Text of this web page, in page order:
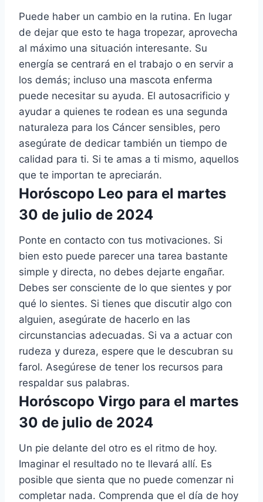
Puede haber un cambio en la rutina. En lugar
de dejar que esto te haga tropezar, aprovecha
al máximo una situación interesante. Su
energía se centrará en el trabajo o en servir a
los demás; incluso una mascota enferma
puede necesitar su ayuda. El autosacrificio y
ayudar a quienes te rodean es una segunda
naturaleza para los Cáncer sensibles, pero
asegúrate de dedicar también un tiempo de
calidad para ti. Si te amas a ti mismo, aquellos
que te importan te apreciarán.
Horóscopo Leo para el martes
30 de julio de 2024
Ponte en contacto con tus motivaciones. Si
bien esto puede parecer una tarea bastante
simple y directa, no debes dejarte engañar.
Debes ser consciente de lo que sientes y por
qué lo sientes. Si tienes que discutir algo con
alguien, asegúrate de hacerlo en las
circunstancias adecuadas. Si va a actuar con
rudeza y dureza, espere que le descubran su
farol. Asegúrese de tener los recursos para
respaldar sus palabras.
Horóscopo Virgo para el martes
30 de julio de 2024
Un pie delante del otro es el ritmo de hoy.
Imaginar el resultado no te llevará allí. Es
posible que sienta que no puede comenzar ni
completar nada. Comprenda que el día de hoy